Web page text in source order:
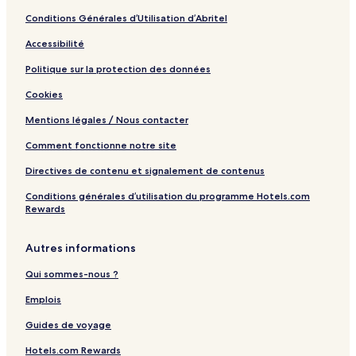
p
a
g
n
d
H
t
l
G
Conditions Générales d’Utilisation d’Abritel
Accessibilité
Politique sur la protection des données
Cookies
Mentions légales / Nous contacter
Comment fonctionne notre site
Directives de contenu et signalement de contenus
Conditions générales d’utilisation du programme Hotels.com
Rewards
Autres informations
Qui sommes-nous ?
Emplois
Guides de voyage
Hotels.com Rewards